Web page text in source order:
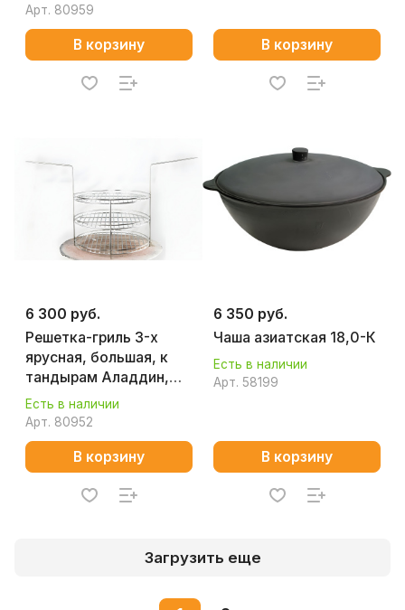
Арт. 80959
В корзину В корзину
6 300 руб.
Решетка-гриль 3-х
ярусная, большая, к
тандырам Аладдин,
Восточный ПРЕМИУМ
D33 АМФОРА
Есть в наличии
Арт. 80952
В корзину
6 350 руб.
Чаша азиатская 18,0-К
Есть в наличии
Арт. 58199
В корзину
Загрузить еще